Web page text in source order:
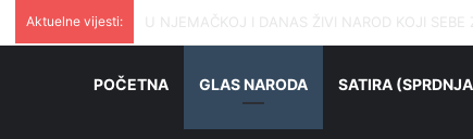
Aktuelne vijesti: U NJEMAČKOJ I DANAS ŽIVI NAROD KOJI
POČETNA GLAS NARODA SATIRA